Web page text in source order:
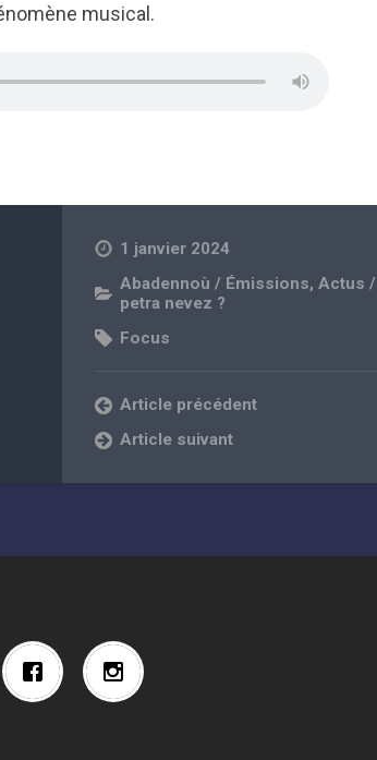
musical.
1 janvier 2024
Abadennoù / Émissions,Actus /
petra nevez ?
Focus
Article précédent
Article suivant